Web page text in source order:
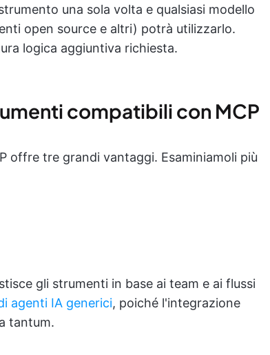
una sola volta e qualsiasi modello
open source e altri) potrà utilizzarlo.
logica aggiuntiva richiesta.
compatibili con MCP
offre tre grandi vantaggi. Esaminiamoli più
gli strumenti in base ai team e ai flussi
agenti IA generici, poiché l'integrazione
tantum.